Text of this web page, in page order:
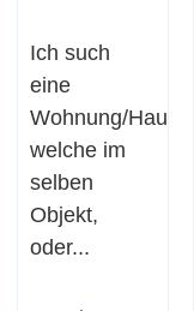
Ich such
eine
Wohnung/Haus,
welche im
selben
Objekt,
oder...